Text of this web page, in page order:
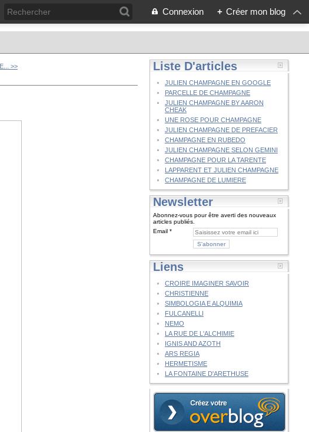
Connexion + Créer mon blog
>> Liste D'articles
JULIEN CHAMPAGNE EN GOOGLE
PARCELLE DE CHAMPAGNE
JULIEN CHAMPAGNE BY AARON
CHEAK
UNE ROSE POUR CHAMPAGNE
JULIEN CHAMPAGNE DE PREFACIER
CHAMPAGNE EN RUBEDO
JULIEN CHAMPAGNE SELON GEMINI
CHAMPAGNE POUR LA TARENTE
LAPPARENT ET JULIEN CHAMPAGNE
CHAMPAGNE DE LUMIERE
Newsletter
Abonnez-vous pour être averti des nouveaux
articles publiés.
Email
Liens
CROIRE IMAGINER SAVOIR
CHRISTIENNE
SIMBOLOGIA E ALQUIMIA
FULCANELLI
NEMO
LA RUE DE L'ALCHIMIE
IGNIS AND AZOTH
ARS REGIA
HERMETISME
LA FONTAINE D'ARETHUSE